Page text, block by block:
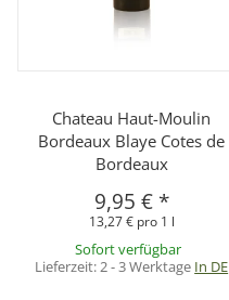
Chateau Haut-Moulin
Bordeaux Blaye Cotes de
Bordeaux
9,95 € *
13,27 € pro 1 l
Sofort verfügbar
Lieferzeit:2 - 3 Werktage In DE